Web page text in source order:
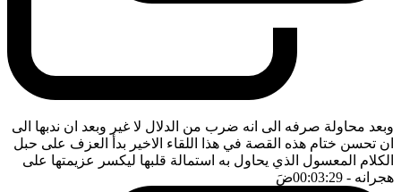
وبعد محاولة صرفه الى انه ضرب من الدلال لا غير وبعد ان ندبها الى
ان تحسن ختام هذه القصة في هذا اللقاء الاخير بدأ العزف على حبل
الكلام المعسول الذي يحاول به استمالة قلبها ليكسر عزيمتها على
هجرانه - 00:03:29 ضَ